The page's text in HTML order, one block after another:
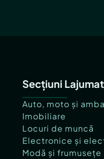
Secțiuni
Auto, moto și
Imobiliare
Locuri de muncă
Electronice și
Modă și frumusețe